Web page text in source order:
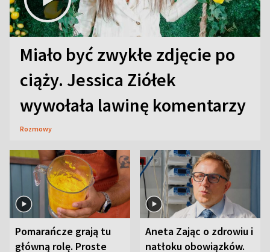
Miało być zwykłe zdjęcie po
ciąży. Jessica Ziółek
wywołała lawinę komentarzy
Rozmowy
Pomarańcze grają tu
główną rolę. Proste
Aneta Zając o zdrowiu i
natłoku obowiązków.